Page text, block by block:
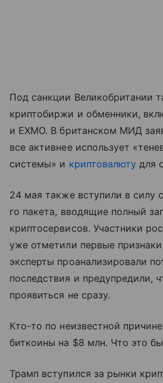
Под санкции Великобритании
криптобиржи и обменники,
и EXMO. В британском МИД
все активнее использует
системы» и криптовалюту для
24 мая также вступили в силу
го пакета, вводящие полный
криптосервисов. Участники
уже отметили первые
эксперты проанализировали
последствия и предупредили,
проявиться не сразу.
Кто-то по неизвестной
биткоины на $8 млн. Что это
Трамп вступился за рынки